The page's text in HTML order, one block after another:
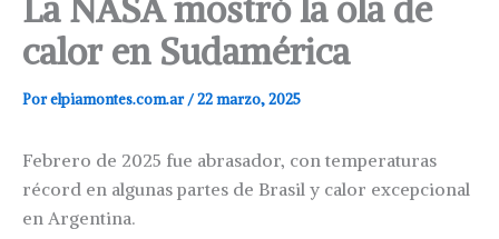
La NASA mostró la ola de
calor en Sudamérica
Porelpiamontes.com.ar/22 marzo, 2025
Febrero de 2025 fue abrasador, con temperaturas
récord en algunas partes de Brasil y calor excepcional
en Argentina.